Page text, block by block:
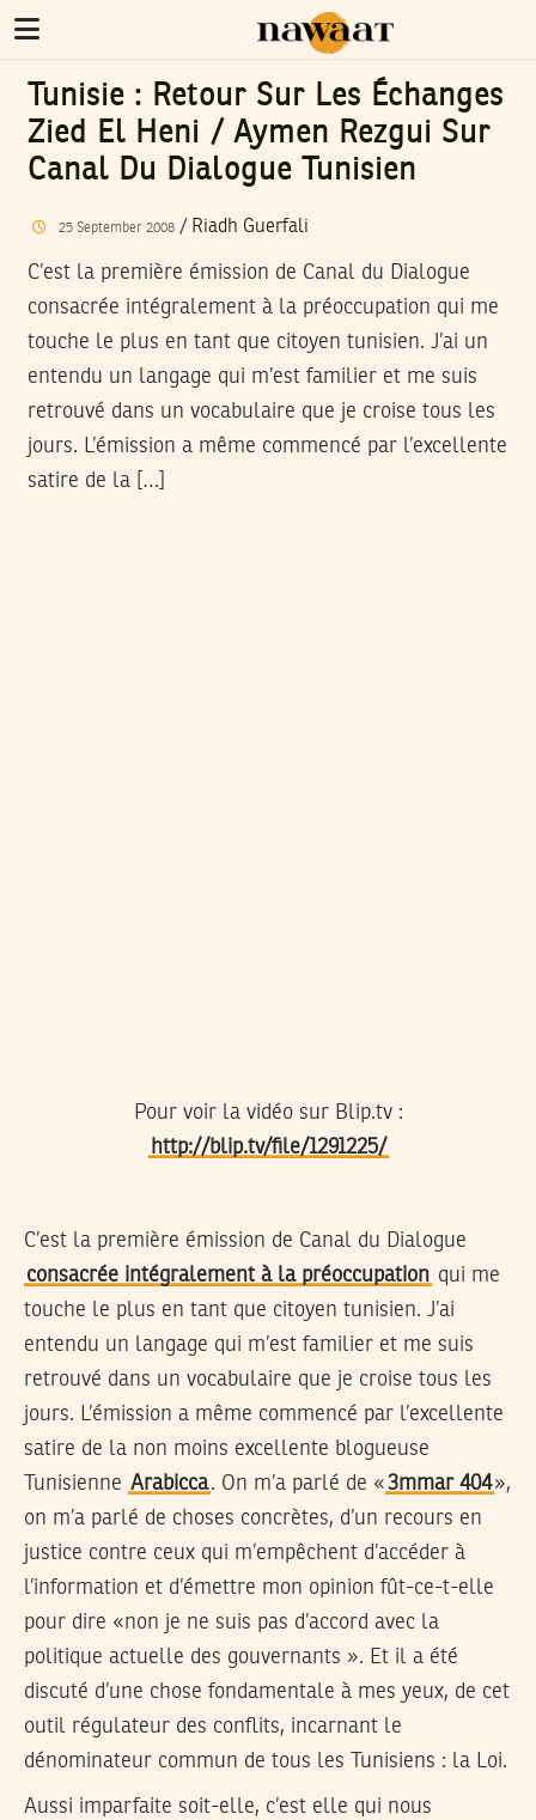
Tunisie : Retour Sur Les Échanges
Zied El Heni / Aymen Rezgui Sur
Canal Du Dialogue Tunisien
25 September 2008/ Riadh Guerfali
C’est la première émission de Canal du Dialogue
consacrée intégralement à la préoccupation qui me
touche le plus en tant que citoyen tunisien. J’ai un
entendu un langage qui m’est familier et me suis
retrouvé dans un vocabulaire que je croise tous les
jours. L’émission a même commencé par l’excellente
satire de la […]
Pour voir la vidéo sur Blip.tv :
http://blip.tv/file/1291225/
C’est la première émission de Canal du Dialogue
consacrée intégralement à la préoccupation qui me
touche le plus en tant que citoyen tunisien. J’ai
entendu un langage qui m’est familier et me suis
retrouvé dans un vocabulaire que je croise tous les
jours. L’émission a même commencé par l’excellente
satire de la non moins excellente blogueuse
Tunisienne Arabicca. On m’a parlé de «3mmar 404»,
on m’a parlé de choses concrètes, d’un recours en
justice contre ceux qui m’empêchent d’accéder à
l’information et d’émettre mon opinion fût-ce-t-elle
pour dire «non je ne suis pas d’accord avec la
politique actuelle des gouvernants ». Et il a été
discuté d’une chose fondamentale à mes yeux, de cet
outil régulateur des conflits, incarnant le
dénominateur commun de tous les Tunisiens : la Loi.
Aussi imparfaite soit-elle, c’est elle qui nous